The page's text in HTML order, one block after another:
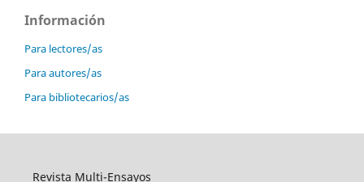
Información
Para lectores/as
Para autores/as
Para bibliotecarios/as
Revista Multi-Ensayos